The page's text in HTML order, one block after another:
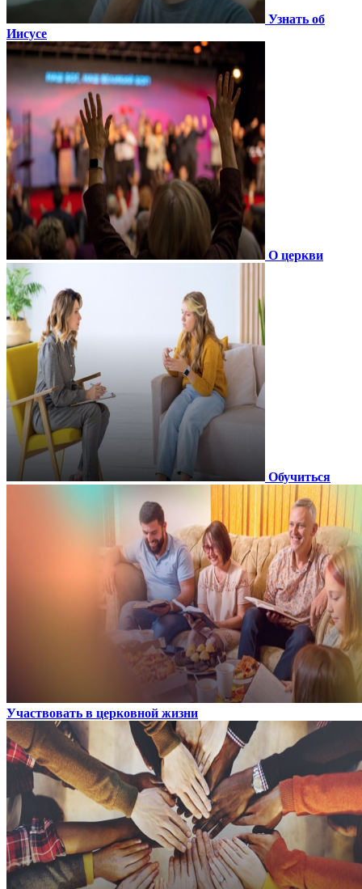
Узнать об
Иисусе
О церкви
Обучиться
Участвовать в церковной жизни